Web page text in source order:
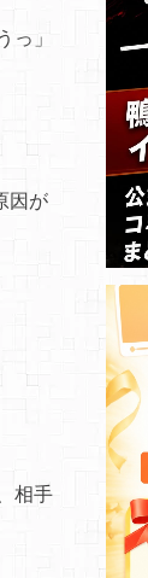
」
因が
相手